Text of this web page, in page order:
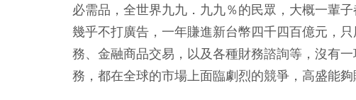
必需品，全世界九九．九九％的民眾，大概一輩
幾乎不打廣告，一年賺進新台幣四千四百億元，
務、金融商品交易，以及各種財務諮詢等，沒有
務，都在全球的市場上面臨劇烈的競爭，高盛能夠